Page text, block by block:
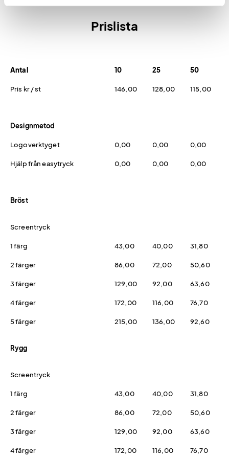
Prislista
Antal 10 25 50
Pris kr / st 146,00 128,00 115,00
Designmetod
Logoverktyget 0,00 0,00 0,00
Hjälp från easytryck 0,00 0,00 0,00
Bröst
Screentryck
1 färg 43,00 40,00 31,80
2 färger 86,00 72,00 50,60
3 färger 129,00 92,00 63,60
4 färger 172,00 116,00 76,70
5 färger 215,00 136,00 92,60
Rygg
Screentryck
1 färg 43,00 40,00 31,80
2 färger 86,00 72,00 50,60
3 färger 129,00 92,00 63,60
4 färger 172,00 116,00 76,70